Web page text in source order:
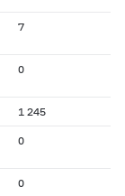
7
0
1 245
0
0